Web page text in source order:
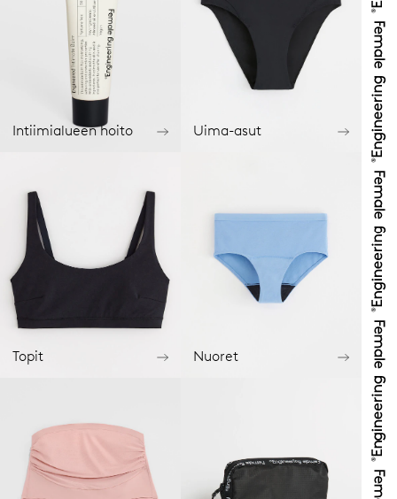
Intiimialueen hoito Uima-asut
Topit Nuoret